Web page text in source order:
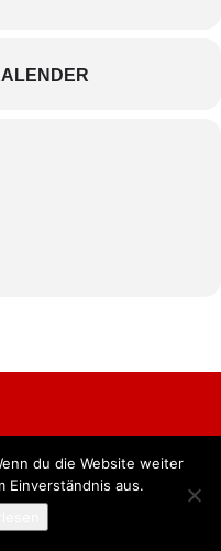
GmbH
du die Website weiter
Einverständnis aus.